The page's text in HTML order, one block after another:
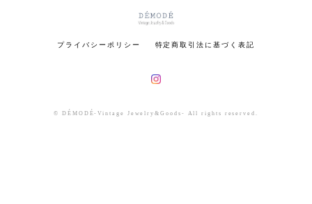
プライバシーポリシー 特定商取引法に基づく表記
© DÉMODÉ-Vintage Jewelry&Goods- All rights reserved.